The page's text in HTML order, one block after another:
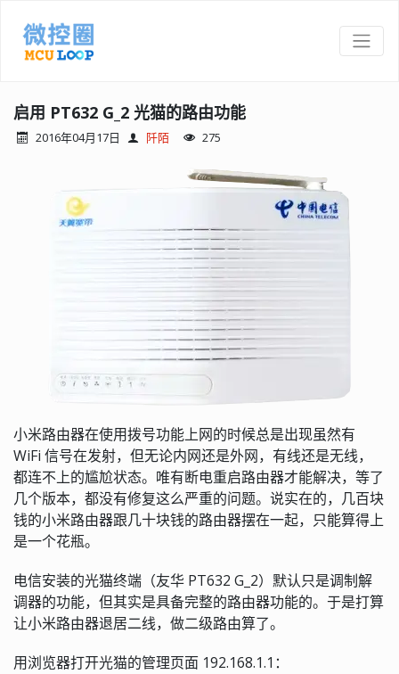
启用 PT632 G_2 光猫的路由功能
2016年04月17日 阡陌 275
小米路由器在使用拨号功能上网的时候总是出现虽然有
WiFi 信号在发射，但无论内网还是外网，有线还是无线，
都连不上的尴尬状态。唯有断电重启路由器才能解决，等了
几个版本，都没有修复这么严重的问题。说实在的，几百块
钱的小米路由器跟几十块钱的路由器摆在一起，只能算得上
是一个花瓶。
电信安装的光猫终端（友华 PT632 G_2）默认只是调制解
调器的功能，但其实是具备完整的路由器功能的。于是打算
让小米路由器退居二线，做二级路由算了。
用浏览器打开光猫的管理页面 192.168.1.1：